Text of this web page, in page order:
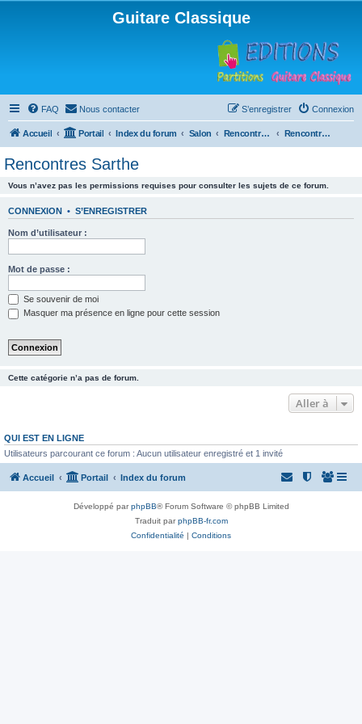
Guitare Classique
FAQ Nous contacter Connexion
S’enregistrer
Accueil Portail Index du forum Salon Rencontres musicales Rencontres Sarthe
Rencontres Sarthe
Vous n’avez pas les permissions requises pour consulter les sujets de ce forum.
CONNEXION • S’ENREGISTRER
Nom d’utilisateur :
Mot de passe :
Se souvenir de moi
Masquer ma présence en ligne pour cette session
Cette catégorie n’a pas de forum.
Aller à
QUI EST EN LIGNE
Utilisateurs parcourant ce forum : Aucun utilisateur enregistré et 1 invité
Accueil Portail Index du forum
Développé parphpBB® Forum Software © phpBB Limited
Traduit parphpBB-fr.com
Confidentialité | Conditions